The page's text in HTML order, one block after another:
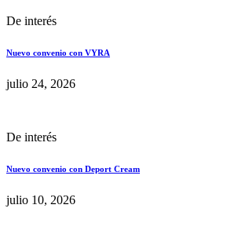
De interés
Nuevo convenio con VYRA
julio 24, 2026
De interés
Nuevo convenio con Deport Cream
julio 10, 2026